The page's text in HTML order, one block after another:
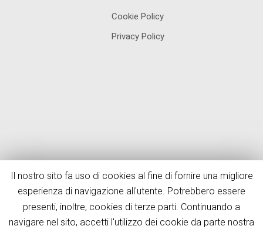
Cookie Policy
Privacy Policy
Il nostro sito fa uso di cookies al fine di fornire una migliore
esperienza di navigazione all'utente. Potrebbero essere
presenti, inoltre, cookies di terze parti. Continuando a
navigare nel sito, accetti l'utilizzo dei cookie da parte nostra